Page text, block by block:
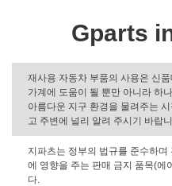
Gparts
재사용 자동차 부품의 사용은 신
가계에 도움이 될 뿐만 아니라 하
아름다운 지구 환경을 물려주는
고 주변에 널리 알려 주시기 바랍
지파츠는 정부의 법규를 준수하
에 영향을 주는 판매 금지 품목(에
다.